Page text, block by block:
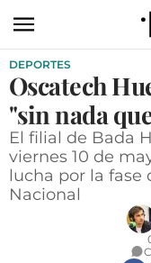
ACTUALIDAD
ECONOMÍA
TECNOLOGÍA
TURISMO
AGROALIMENTACIÓN
DEPORTES
Oscatech
"sin nada
El filial de Bada
viernes 10 de
lucha por la fase
Nacional